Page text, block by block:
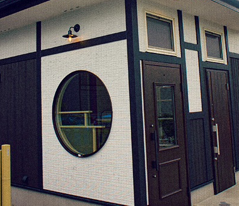
(1)
(1)
(1)
(1)
(4)